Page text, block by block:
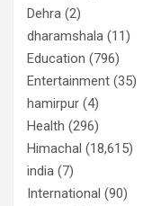
Dehra (2)
dharamshala (11)
Education (796)
Entertainment (35)
hamirpur (4)
Health (296)
Himachal (18,615)
india (7)
International (90)